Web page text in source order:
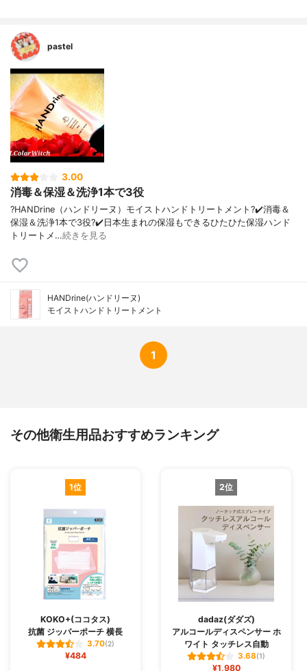
pastel
3.00
消毒＆保湿＆洗浄1本で3役
?HANDrine（ハンドリーヌ）モイストハンドトリートメント? ✔️消毒＆
保湿＆洗浄1本で3役? ✔️日本生まれの保湿もできるひたひた保湿ハンド
トリートメ…続きを見る
HANDrine(ハンドリーヌ)
モイストハンドトリートメント
1
その他衛生用品おすすめランキング
1位
KOKO+(ココタス)
抗菌 ジッパーポーチ 横長
3.70(2)
¥484
2位
dadaz(ダダズ)
アルコールディスペンサー ホ
ワイト タッチレス自動
3.68(1)
¥1,980